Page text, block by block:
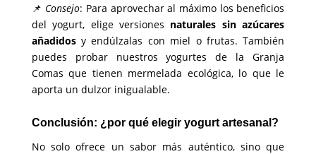
📌 Consejo: Para aprovechar al máximo los beneficios
del yogurt, elige versiones naturales sin azúcares
añadidosy endúlzalas con miel o frutas. También
puedes probar nuestros yogurtes de la Granja
Comas que tienen mermelada ecológica, lo que le
aporta un dulzor inigualable.
Conclusión: ¿por qué elegir yogurt artesanal?
No solo ofrece un sabor más auténtico, sino que